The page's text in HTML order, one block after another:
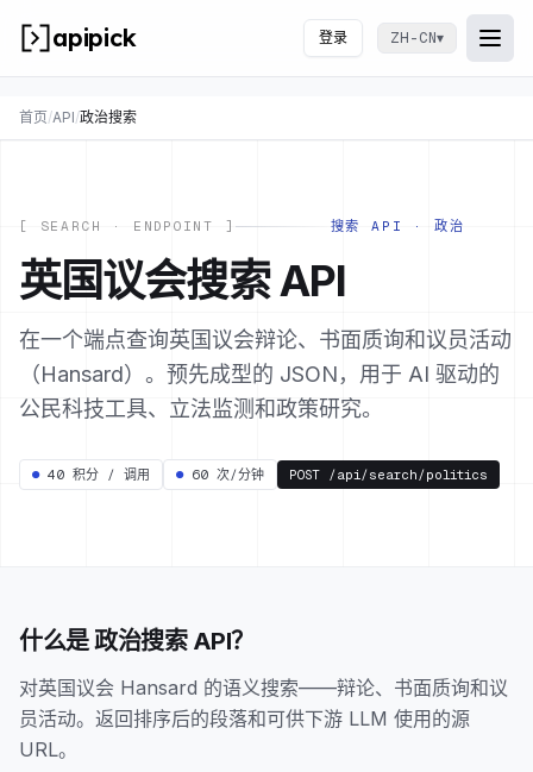
apipick 登录 ZH-CN▾
打开
首页/API/政治搜索
[ SEARCH · ENDPOINT ] 搜索 API · 政治
英国议会搜索 API
在一个端点查询英国议会辩论、书面质询和议员活动
（Hansard）。预先成型的 JSON，用于 AI 驱动的
公民科技工具、立法监测和政策研究。
● 40 积分 / 调用 ● 60 次/分钟 POST /api/search/politics
什么是 政治搜索 API？
对英国议会 Hansard 的语义搜索——辩论、书面质询和议
员活动。返回排序后的段落和可供下游 LLM 使用的源
URL。